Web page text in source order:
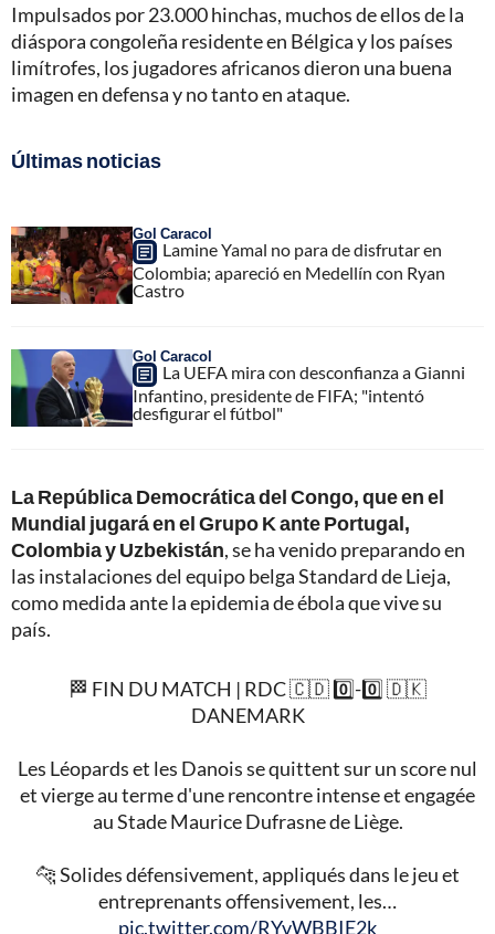
Impulsados por 23.000 hinchas, muchos de ellos de la
diáspora congoleña residente en Bélgica y los países
limítrofes, los jugadores africanos dieron una buena
imagen en defensa y no tanto en ataque.
Últimas noticias
Gol Caracol
Lamine Yamal no para de disfrutar en
Colombia; apareció en Medellín con Ryan
Castro
Gol Caracol
La UEFA mira con desconfianza a Gianni
Infantino, presidente de FIFA; "intentó
desfigurar el fútbol"
La República Democrática del Congo, que en el
Mundial jugará en el Grupo K ante Portugal,
Colombia y Uzbekistán, se ha venido preparando en
las instalaciones del equipo belga Standard de Lieja,
como medida ante la epidemia de ébola que vive su
país.
🏁 FIN DU MATCH | RDC 🇨🇩 0️⃣-0️⃣ 🇩🇰
DANEMARK
Les Léopards et les Danois se quittent sur un score nul
et vierge au terme d'une rencontre intense et engagée
au Stade Maurice Dufrasne de Liège.
🐆 Solides défensivement, appliqués dans le jeu et
entreprenants offensivement, les…
pic.twitter.com/RYvWBBIE2k